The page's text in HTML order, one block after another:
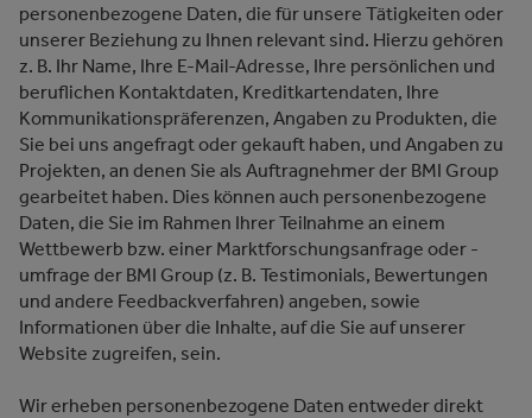
personenbezogene Daten, die für unsere Tätigkeiten oder
unserer Beziehung zu Ihnen relevant sind. Hierzu gehören
z. B. Ihr Name, Ihre E-Mail-Adresse, Ihre persönlichen und
beruflichen Kontaktdaten, Kreditkartendaten, Ihre
Kommunikationspräferenzen, Angaben zu Produkten, die
Sie bei uns angefragt oder gekauft haben, und Angaben zu
Projekten, an denen Sie als Auftragnehmer der BMI Group
gearbeitet haben. Dies können auch personenbezogene
Daten, die Sie im Rahmen Ihrer Teilnahme an einem
Wettbewerb bzw. einer Marktforschungsanfrage oder -
umfrage der BMI Group (z. B. Testimonials, Bewertungen
und andere Feedbackverfahren) angeben, sowie
Informationen über die Inhalte, auf die Sie auf unserer
Website zugreifen, sein.
Wir erheben personenbezogene Daten entweder direkt